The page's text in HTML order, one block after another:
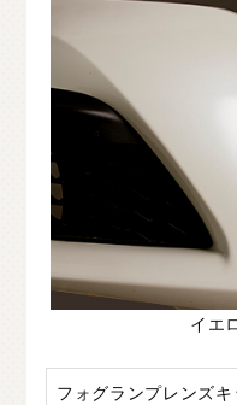
イエ
フォグランプレンズ